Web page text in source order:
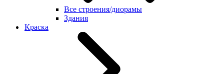
Все строения/диорамы
Здания
Краска